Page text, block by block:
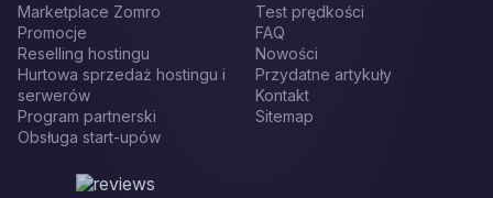
Marketplace Zomro
Promocje
Reselling hostingu
Hurtowa sprzedaż hostingu i
serwerów
Program partnerski
Obsługa start-upów
Test prędkości
FAQ
Nowości
Przydatne artykuły
Kontakt
Sitemap